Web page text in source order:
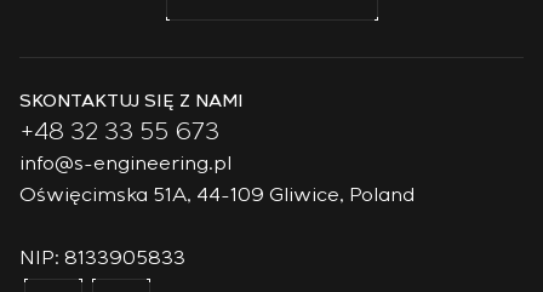
SKONTAKTUJ SIĘ Z NAMI
+48 32 33 55 673
info@s-engineering.pl
Oświęcimska 51A, 44-109 Gliwice, Poland
NIP: 8133905833